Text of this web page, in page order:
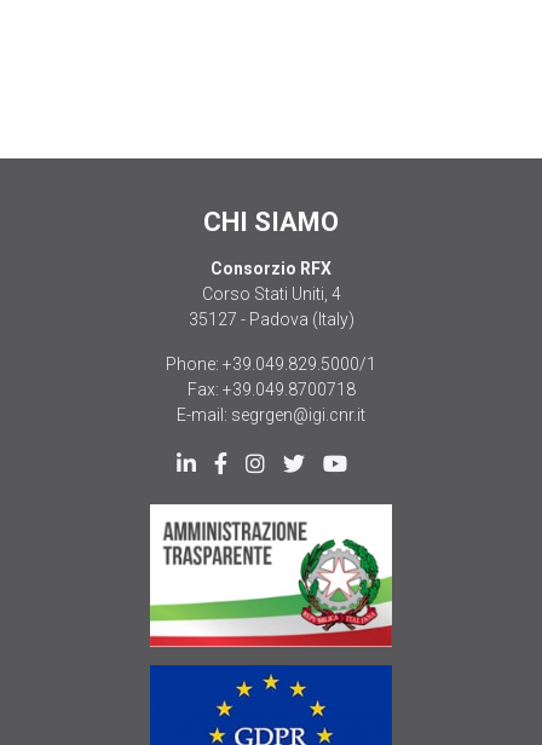
CHI SIAMO
Consorzio RFX
Corso Stati Uniti, 4
35127 - Padova (Italy)
Phone: +39.049.829.5000/1
Fax: +39.049.8700718
E-mail: segrgen@igi.cnr.it